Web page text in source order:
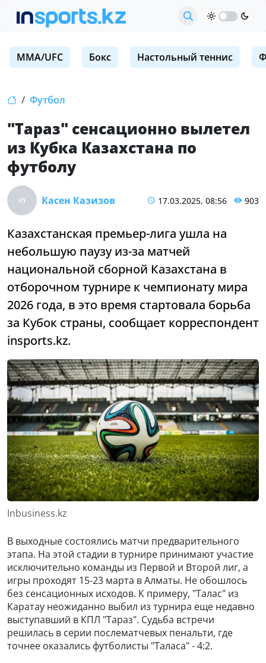
MMA/UFC Бокс Настольный теннис
Футбол
"Тараз" сенсационно вылетел
из Кубка Казахстана по
футболу
Касен Казизов 17.03.2025, 08:56 903
Казахстанская премьер-лига ушла на
небольшую паузу из-за матчей
национальной сборной Казахстана в
отборочном турнире к чемпионату мира
2026 года, в это время стартовала борьба
за Кубок страны, сообщает корреспондент
insports.kz.
Inbusiness.kz
В выходные состоялись матчи предварительного
этапа. На этой стадии в турнире принимают участие
исключительно команды из Первой и Второй лиг, а
игры проходят 15-23 марта в Алматы. Не обошлось
без сенсационных исходов. К примеру, "Талас" из
Каратау неожиданно выбил из турнира еще недавно
выступавший в КПЛ "Тараз". Судьба встречи
решилась в серии послематчевых пенальти, где
точнее оказались футболисты "Таласа" - 4:2.